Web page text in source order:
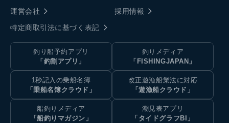
運営会社
採用情報
特定商取引法に基づく表記
釣り船予約アプリ
「釣割アプリ」
釣りメディア
「FISHINGJAPAN」
1秒記入の乗船名簿
「乗船名簿クラウド」
改正遊漁船業法に対応
「遊漁船クラウド」
船釣りメディア
「船釣りマガジン」
潮見表アプリ
「タイドグラフBI」